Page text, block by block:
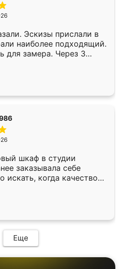
Эскизы прислали в
наиболее подходящий.
для замера. Через 3
уже готова. Остались
Спасибо Ренессанс
работу!
шкаф в студии
заказывала себе
искать, когда качеством
Служит кухня уже почти
нет.
Еще